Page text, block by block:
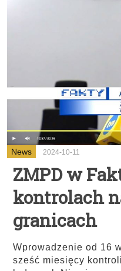
News 2024-10-11
ZMPD w
kontrolach
granicach
Wprowadzenie od 16
sześć miesięcy